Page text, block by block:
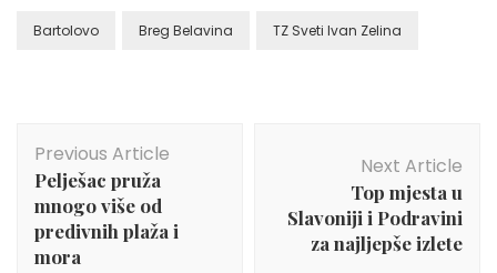
Bartolovo Breg Belavina TZ Sveti Ivan Zelina
Navigation
Previous Article
Pelješac pruža
mnogo više od
predivnih plaža i
mora
Next Article
Top mjesta u
Slavoniji i Podravini
za najljepše izlete